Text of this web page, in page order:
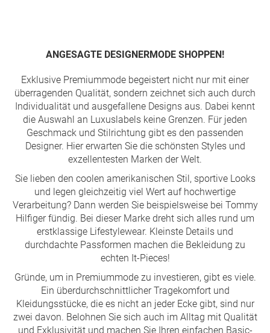
ANGESAGTE DESIGNERMODE SHOPPEN!
Exklusive Premiummode begeistert nicht nur mit einer
überragenden Qualität, sondern zeichnet sich auch durch
Individualität und ausgefallene Designs aus. Dabei kennt
die Auswahl an Luxuslabels keine Grenzen. Für jeden
Geschmack und Stilrichtung gibt es den passenden
Designer. Hier erwarten Sie die schönsten Styles und
exzellentesten Marken der Welt.
Sie lieben den coolen amerikanischen Stil, sportive Looks
und legen gleichzeitig viel Wert auf hochwertige
Verarbeitung? Dann werden Sie beispielsweise bei Tommy
Hilfiger fündig. Bei dieser Marke dreht sich alles rund um
erstklassige Lifestylewear. Kleinste Details und
durchdachte Passformen machen die Bekleidung zu
echten It-Pieces!
Gründe, um in Premiummode zu investieren, gibt es viele.
Ein überdurchschnittlicher Tragekomfort und
Kleidungsstücke, die es nicht an jeder Ecke gibt, sind nur
zwei davon. Belohnen Sie sich auch im Alltag mit Qualität
und Exklusivität und machen Sie Ihren einfachen Basic-